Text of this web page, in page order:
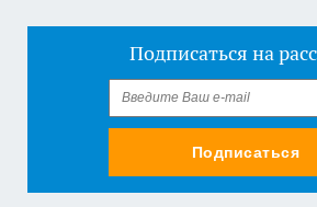
Подписаться на
Подписаться